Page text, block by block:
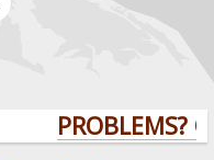
PROBLEMS?